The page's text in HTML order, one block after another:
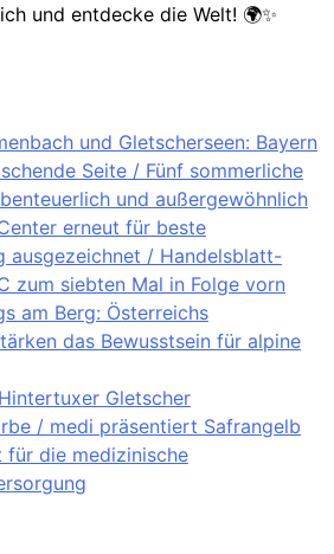
und entdecke die Welt! 🌍✨
und Gletscherseen: Bayern
Seite / Fünf sommerliche
und außergewöhnlich
erneut für beste
ausgezeichnet / Handelsblatt-
zum siebten Mal in Folge vorn
am Berg: Österreichs
das Bewusstsein für alpine
Gletscher
/ medi präsentiert Safrangelb
für die medizinische